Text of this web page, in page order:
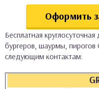
Оформить
Бесплатная
бургеров, шаурмы, пирогов
следующим контактам: